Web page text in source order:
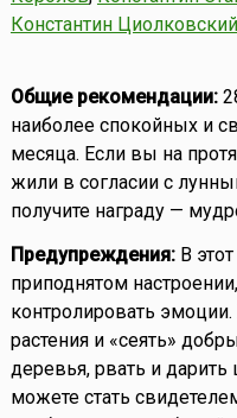
Константин Циолковский
Общие рекомендации:
наиболее спокойных и
месяца. Если вы на
жили в согласии с
получите награду —
Предупреждения:В этот
приподнятом
контролировать
растения и «сеять»
деревья, рвать и
можете стать